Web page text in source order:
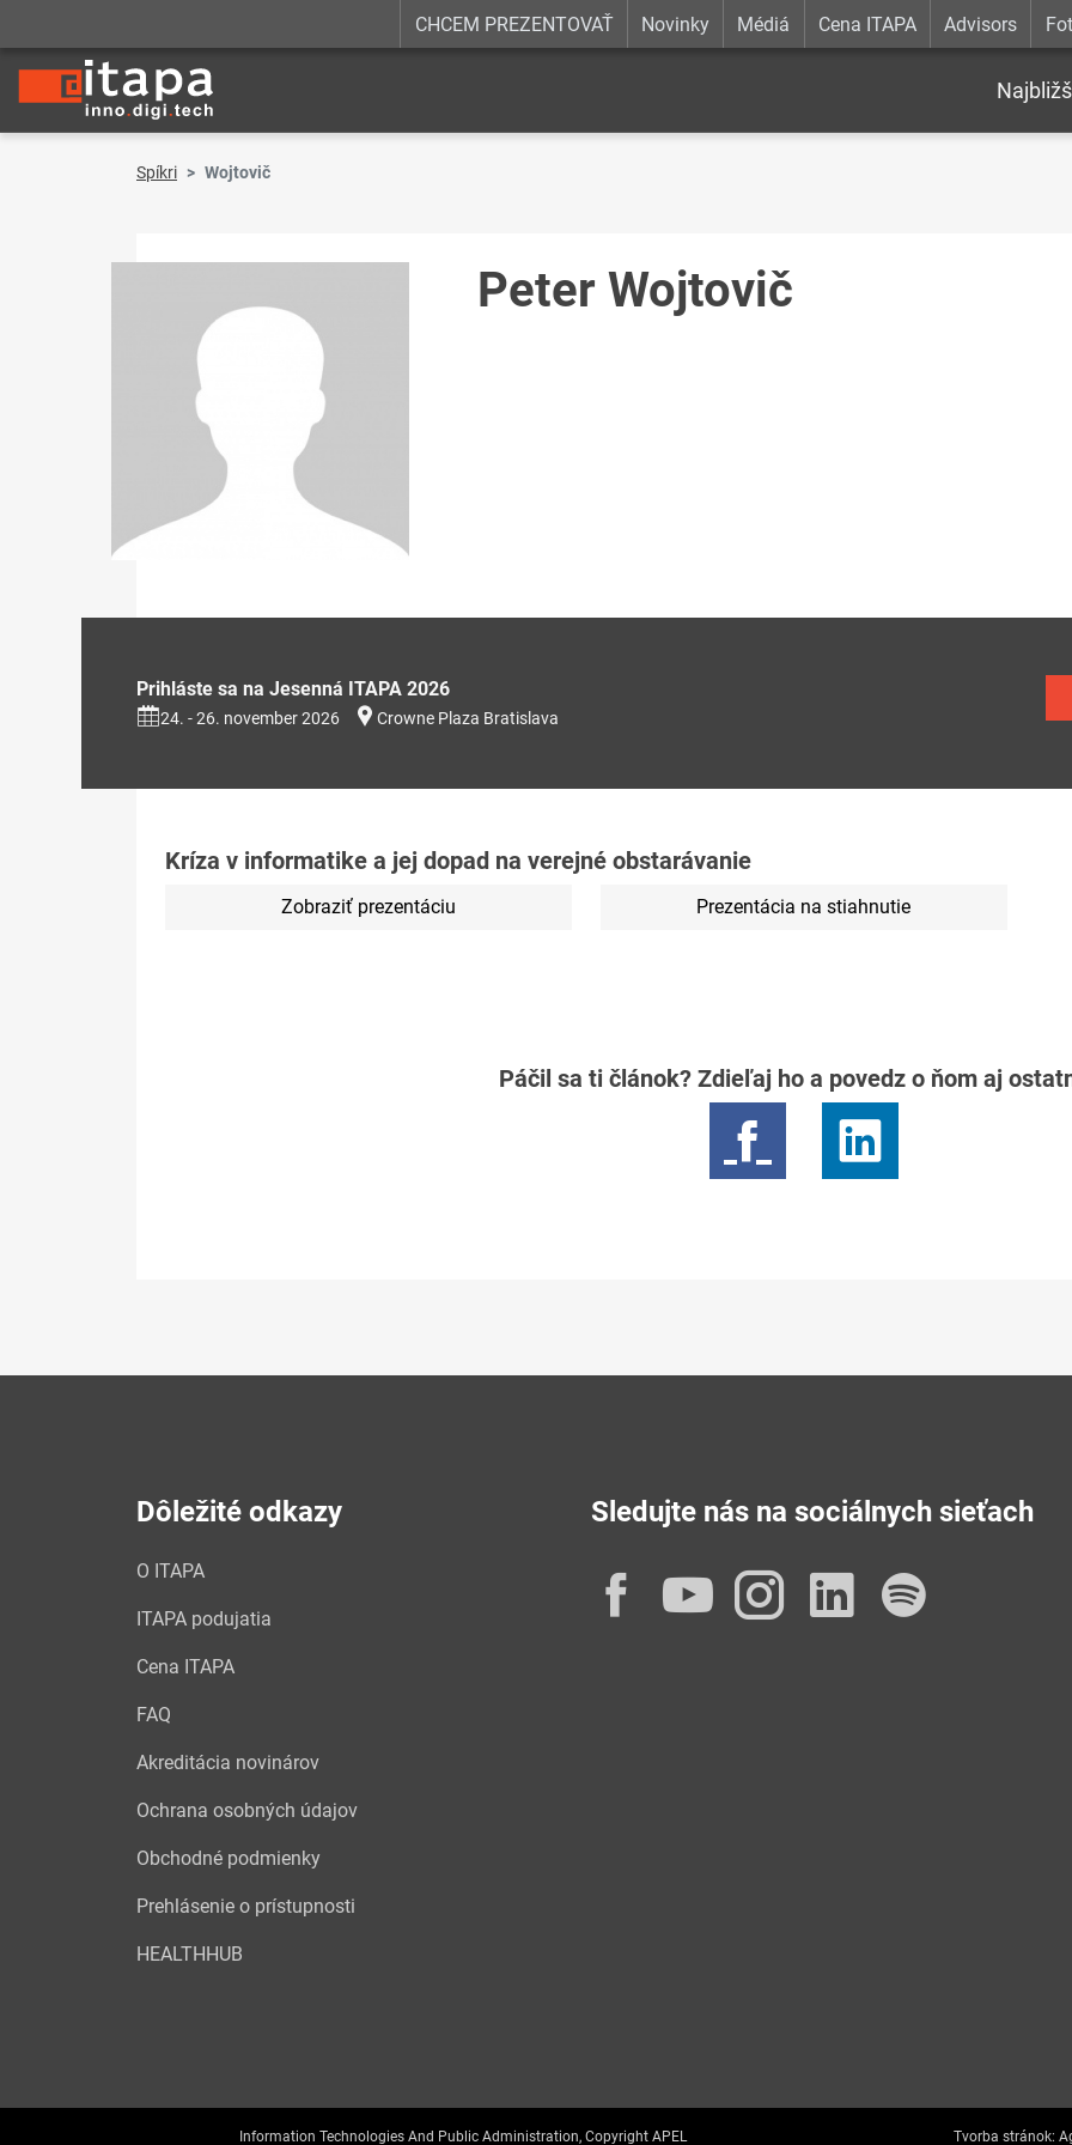
CHCEM PREZENTOVAŤ Novinky Médiá Cena ITAPA Advisors
Spíkri Wojtovič
Peter Wojtovič
Prihláste sa na Jesenná ITAPA 2026
24. - 26. november 2026 Crowne Plaza Bratislava
Kríza v informatike a jej dopad na verejné obstarávanie
Zobraziť prezentáciu Prezentácia na stiahnutie
Páčil sa ti článok? Zdieľaj ho a povedz o ňom aj
Dôležité odkazy
O ITAPA
ITAPA podujatia
Cena ITAPA
FAQ
Akreditácia novinárov
Ochrana osobných údajov
Obchodné podmienky
Prehlásenie o prístupnosti
HEALTHHUB
Sledujte nás na sociálnych sieťach
Facebook
YouTube
Instagram
LinkedIn
Information Technologies And Public Administration, Copyright APEL Tvorba stránok: